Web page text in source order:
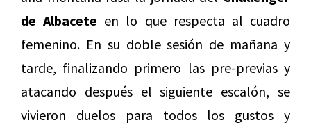
de Albacete en lo que respecta al cuadro
femenino. En su doble sesión de mañana y
tarde, finalizando primero las pre-previas y
atacando después el siguiente escalón, se
vivieron duelos para todos los gustos y